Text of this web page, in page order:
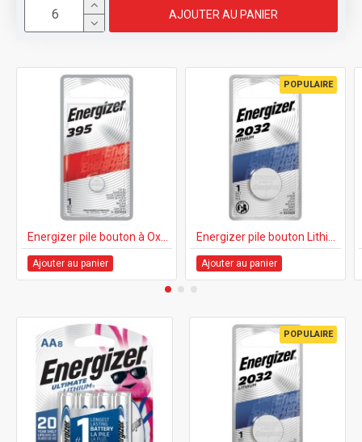
AJOUTER AU PANIER
Ajouter au panier
POPULAIRE
Ajouter au panier
POPULAIRE